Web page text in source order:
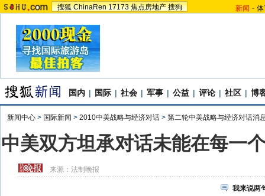
搜狐 ChinaRen 17173 焦点房地产 搜狗 新闻 -
国内 | 国际 | 社会 | 军事 | 公益 | 评论 | 社区 | 博
新闻中心 > 国际新闻 > 2010中美战略与经济对话 > 第二轮中美战略与经济对话消
中美双方坦承对话未能在每一
来源：法制晚报
我来说两